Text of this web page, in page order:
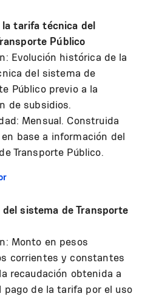
la tarifa técnica del
Público
Evolución histórica de la
del sistema de
Público previo a la
de subsidios.
Mensual. Construida
en base a información del
Transporte Público.
del sistema de Transporte
Monto en pesos
corrientes y constantes
recaudación obtenida a
pago de la tarifa por el uso